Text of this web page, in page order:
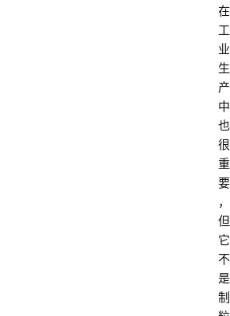
在
工
业
生
产
中
也
很
重
要
，
但
它
不
是
制